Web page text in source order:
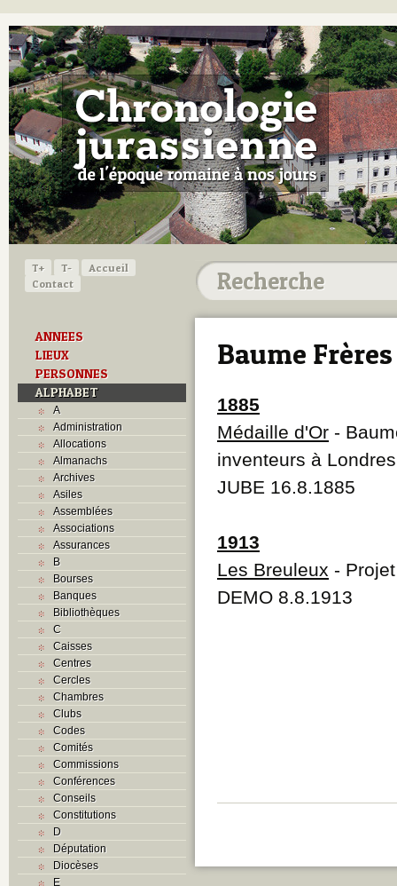
T+ T-
Accueil
Contact
ANNEES
LIEUX
PERSONNES
ALPHABET
A
Administration
Allocations
Almanachs
Archives
Asiles
Assemblées
Associations
Assurances
B
Bourses
Banques
Bibliothèques
C
Caisses
Centres
Cercles
Chambres
Clubs
Codes
Comités
Commissions
Conférences
Conseils
Constitutions
D
Députation
Diocèses
E
Baume
1885
Médaille d'Or -
inventeurs à Londres
JUBE 16.8.1885
1913
Les Breuleux -
DEMO 8.8.1913